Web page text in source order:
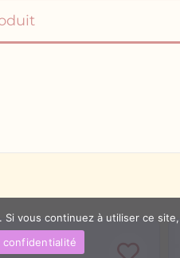
vous continuez à utiliser ce
confidentialité